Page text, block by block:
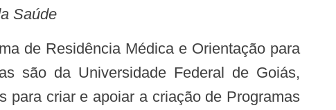
Saúde
são da Universidade Federal de Goiás,
para criar e apoiar a criação de Programas